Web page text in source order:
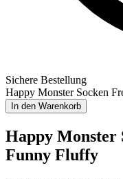
Sichere Bestellung
Happy Monster Socken
In den Warenkorb
Happy Monster
Funny Fluffy